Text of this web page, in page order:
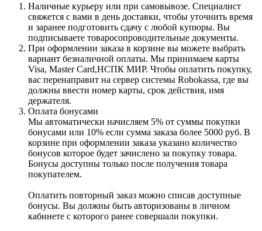
Наличные курьеру или при самовывозе. Специалист
свяжется с вами в день доставки, чтобы уточнить время
и заранее подготовить сдачу с любой купюры. Вы
подписываете товаросопроводительные документы.
При оформлении заказа в корзине вы можете выбрать
вариант безналичной оплаты. Мы принимаем карты
Visa, Master Card,НСПК МИР. Чтобы оплатить покупку,
вас перенаправит на сервер системы Robokassa, где вы
должны ввести номер карты, срок действия, имя
держателя.
Оплата бонусами
Мы автоматически начисляем 5% от суммы покупки
бонусами или 10% если сумма заказа более 5000 руб. В
корзине при оформлении заказа указано количество
бонусов которое будет зачислено за покупку товара.
Бонусы доступны только после получения товара
покупателем.
Оплатить повторный заказ можно списав доступные
бонусы. Вы должны быть авторизованы в личном
кабинете с которого ранее совершали покупки.